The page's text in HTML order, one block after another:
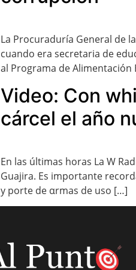
La Procuraduría General de
cuando era secretaria de
al Programa de Alimentación
Video: Con
cárcel el año
En las últimas horas La W
Guajira. Es importante
y porte de αrmas de uso […]